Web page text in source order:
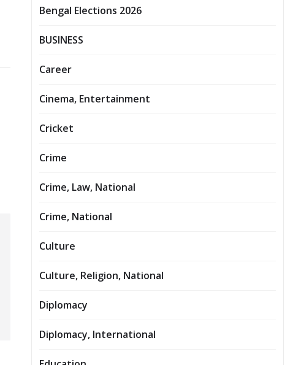
Bengal Elections 2026
BUSINESS
Career
Cinema, Entertainment
Cricket
Crime
Crime, Law, National
Crime, National
Culture
Culture, Religion, National
Diplomacy
Diplomacy, International